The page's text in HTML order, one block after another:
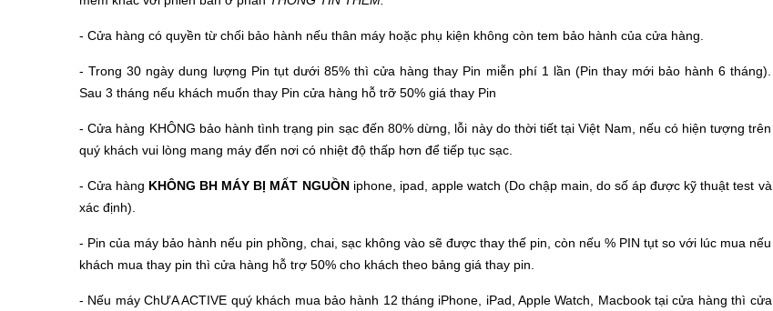
- Cửa hàng có quyền từ chối bảo hành nếu thân máy hoặc phụ kiện không còn tem bảo hành của cửa hàng.
- Trong 30 ngày dung lượng Pin tụt dưới 85% thì cửa hàng thay Pin miễn phí 1 lần (Pin thay mới bảo hành 6 tháng).
Sau 3 tháng nếu khách muốn thay Pin cửa hàng hỗ trỡ 50% giá thay Pin
- Cửa hàng KHÔNG bảo hành tình trạng pin sạc đến 80% dừng, lỗi này do thời tiết tại Việt Nam, nếu có hiện tượng trên
quý khách vui lòng mang máy đến nơi có nhiệt độ thấp hơn để tiếp tục sạc.
- Cửa hàng KHÔNG BH MÁY BỊ MẤT NGUỒNiphone, ipad, apple watch (Do chập main, do số áp được kỹ thuật test và
xác định).
- Pin của máy bảo hành nếu pin phồng, chai, sạc không vào sẽ được thay thế pin, còn nếu % PIN tụt so với lúc mua nếu
khách mua thay pin thì cửa hàng hỗ trợ 50% cho khách theo bảng giá thay pin.
- Nếu máy ChƯA ACTIVE quý khách mua bảo hành 12 tháng iPhone, iPad, Apple Watch, Macbook tại cửa hàng thì cửa